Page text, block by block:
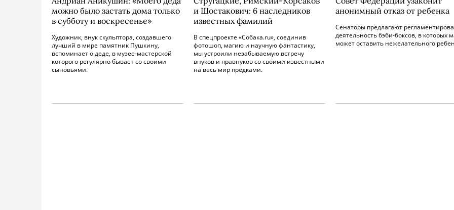
можно было застать дома только
в субботу и воскресенье»
Художник, внук скульптора, со­здавшего
лучший в мире памят­ник Пушкину,
вспоминает о деде, в музее-мастерской
которого регу­лярно бывает со своими
сыновьями.
и Шостакович: 6 наследников
известных фамилий
В спецпроекте «Собака.ru», соединив
фотошоп, магию и научную фантастику,
мы устроили незабываемую встречу
внуков и правнуков со своими известными
на весь мир предками.
анонимный отказ от ребенка
Сенаторы предлагают
деятельность бэби-боксов, в которых
может оставить нежелательного